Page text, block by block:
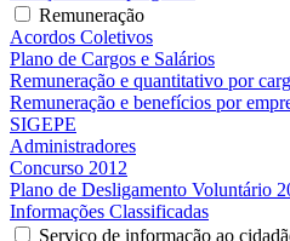
Remuneração
Acordos Coletivos
Plano de Cargos e Salários
Remuneração e quantitativo por
Remuneração e benefícios por
SIGEPE
Administradores
Concurso 2012
Plano de Desligamento Voluntário
Informações Classificadas
Serviço de informação ao